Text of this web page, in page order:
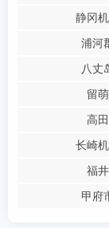
静冈
浦河
八丈
留萌
高田
长崎
福井
甲府